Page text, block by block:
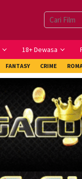
18+ Dewasa
FANTASY CRIME